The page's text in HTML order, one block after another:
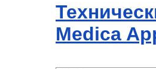
Medica